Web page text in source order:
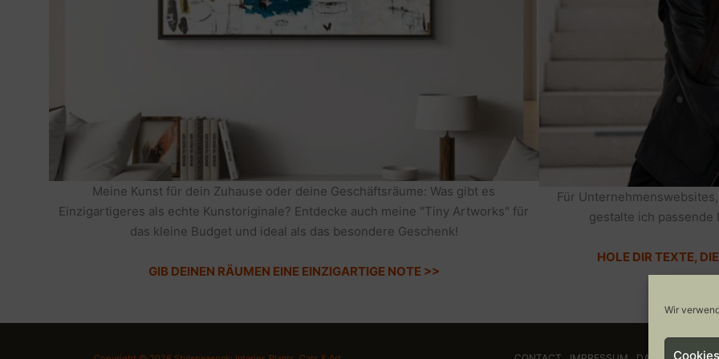
Wir
Meine Kunst für dein Zuhause oder deine Geschäftsräume: Was gibt es
Einzigartigeres als echte Kunstoriginale? Entdecke auch meine "Tiny Artworks" für
das kleine Budget und ideal als das besondere Geschenk!
GIB DEINEN RÄUMEN EINE EINZIGARTIGE NOTE >>
Für
gestalte ich passende
HOLE DIR TEXTE,